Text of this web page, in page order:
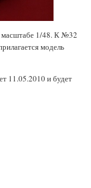
масштабе 1/48. К №32
модель
11.05.2010 и будет